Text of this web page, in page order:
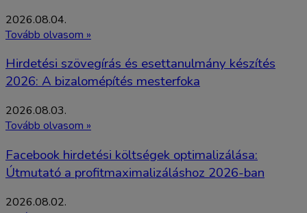
2026.08.04.
Tovább olvasom »
Hirdetési szövegírás és esettanulmány készítés
2026: A bizalomépítés mesterfoka
2026.08.03.
Tovább olvasom »
Facebook hirdetési költségek optimalizálása:
Útmutató a profitmaximalizáláshoz 2026-ban
2026.08.02.